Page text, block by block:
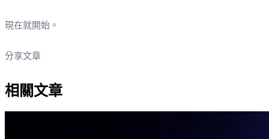
現在就開始。
分享文章
相關文章